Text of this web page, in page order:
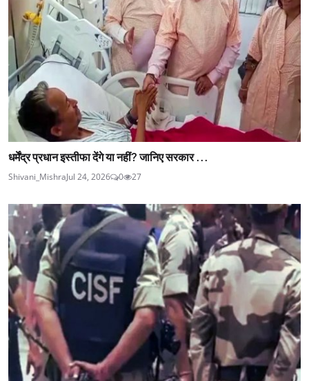
धर्मेंद्र प्रधान इस्तीफा देंगे या नहीं? जानिए सरकार ...
Shivani_MishraJul 24, 2026 0 27